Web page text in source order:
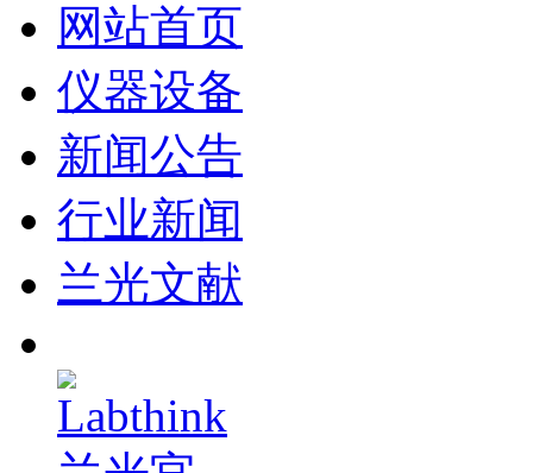
网站首页
仪器设备
新闻公告
行业新闻
兰光文献